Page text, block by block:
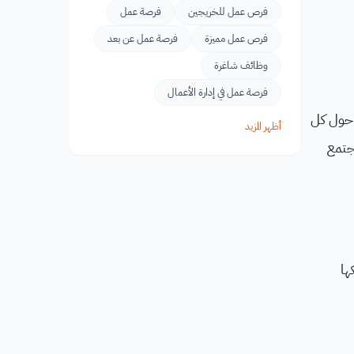
حول كل
فرص عمل للخريجين
فرصة عمل
فرص عمل مميزة
فرصة عمل عن بعد
وظائف شاغرة
فرصة عمل في إدارة الأعمال
أظهر المزيد